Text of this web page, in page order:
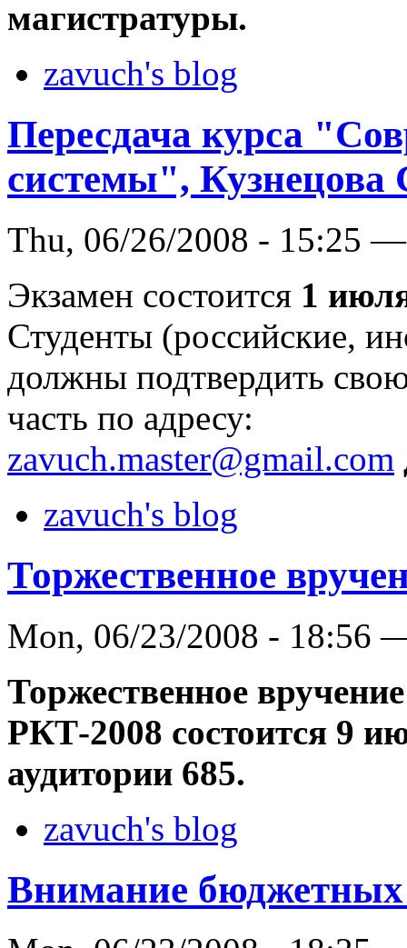
магистратуры.
zavuch's blog
Пересдача курса
системы", Кузнецова
Thu, 06/26/2008 - 15:25
Экзамен состоится 1
Студенты (российские,
должны подтвердить
часть по адресу:
zavuch.master@gmail.com
zavuch's blog
Торжественное
Mon, 06/23/2008 - 18:56
Торжественное
РКТ-2008 состоится 9
аудитории 685.
zavuch's blog
Внимание бюджетных